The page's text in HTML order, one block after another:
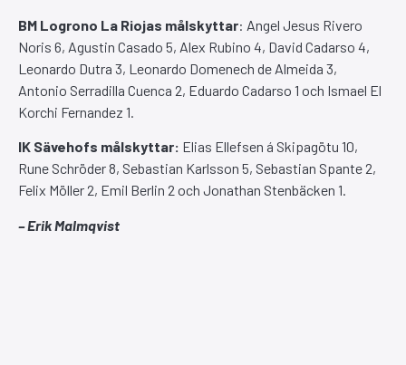
BM Logrono La Riojas målskyttar: Angel Jesus Rivero
Noris 6, Agustin Casado 5, Alex Rubino 4, David Cadarso 4,
Leonardo Dutra 3, Leonardo Domenech de Almeida 3,
Antonio Serradilla Cuenca 2, Eduardo Cadarso 1 och Ismael El
Korchi Fernandez 1.
IK Sävehofs målskyttar: Elias Ellefsen á Skipagötu 10,
Rune Schröder 8, Sebastian Karlsson 5, Sebastian Spante 2,
Felix Möller 2, Emil Berlin 2 och Jonathan Stenbäcken 1.
– Erik Malmqvist